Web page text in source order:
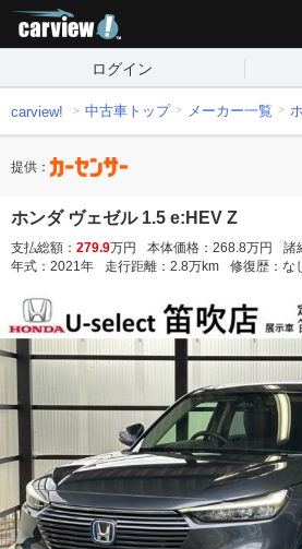
ログイン
carview! 中古車トップ メーカー一覧
提供：
ホンダ ヴェゼル 1.5 e:HEV Z
支払総額： 279.9万円 本体価格： 268.8万円 諸
年式： 2021年 走行距離： 2.8万km 修復歴： な